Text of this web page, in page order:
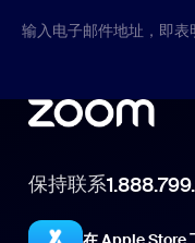
输入电子邮件地址，即表
保持联系